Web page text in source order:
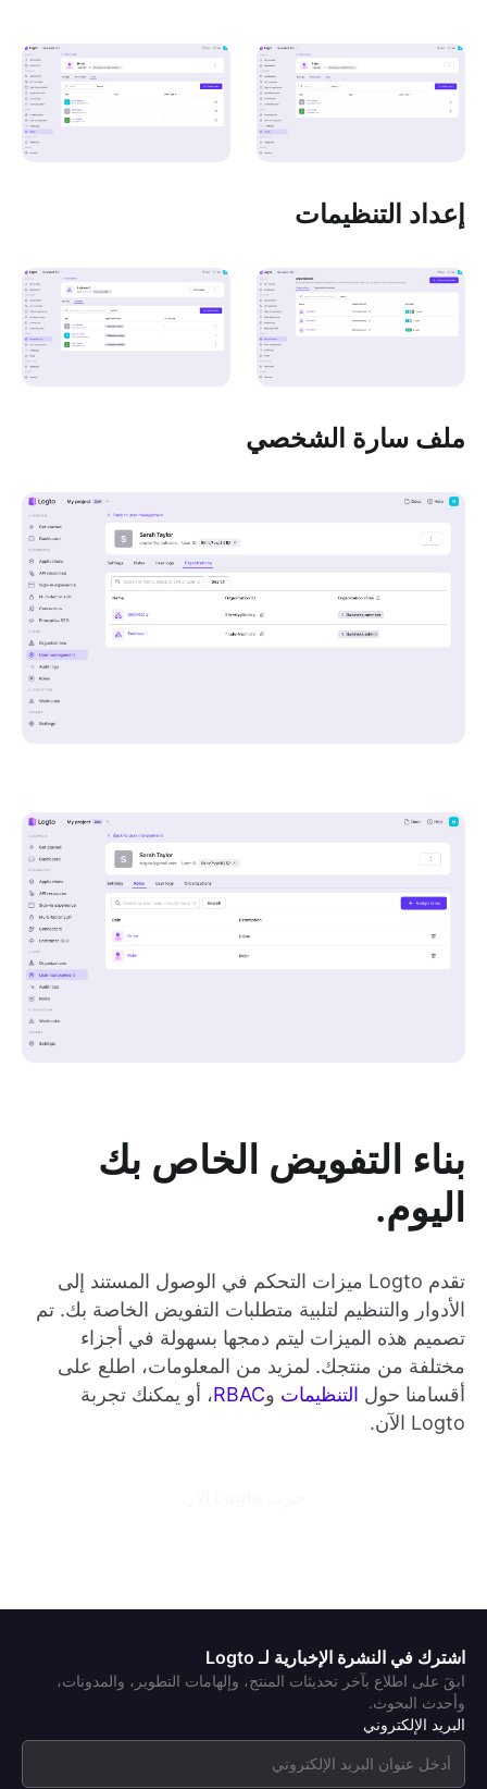
إعداد التنظيمات
ملف سارة الشخصي
بناء التفويض الخاص بك
اليوم.
تقدم Logto ميزات التحكم في الوصول المستند إلى
الأدوار والتنظيم لتلبية متطلبات التفويض الخاصة بك. تم
تصميم هذه الميزات ليتم دمجها بسهولة في أجزاء
مختلفة من منتجك. لمزيد من المعلومات، اطلع على
أقسامنا حول التنظيمات وRBAC، أو يمكنك تجربة
Logto الآن.
اشترك في النشرة الإخبارية لـ Logto
ابقَ على اطلاع بآخر تحديثات المنتج، وإلهامات التطوير، والمدونات،
وأحدث البحوث.
البريد الإلكتروني